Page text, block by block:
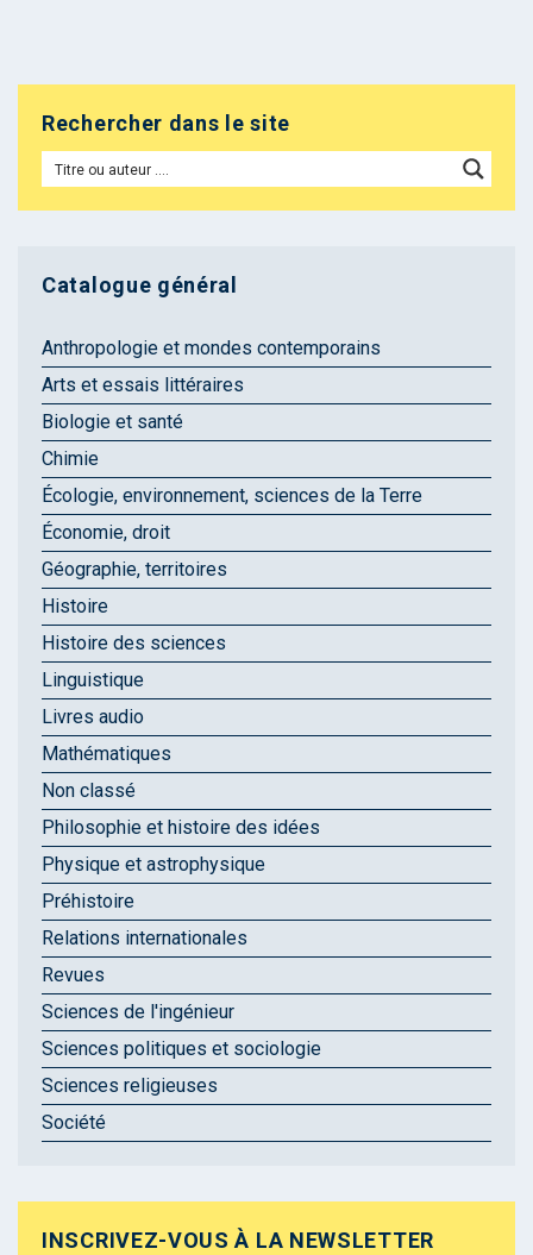
Rechercher dans le site
Catalogue général
Anthropologie et mondes contemporains
Arts et essais littéraires
Biologie et santé
Chimie
Écologie, environnement, sciences de la Terre
Économie, droit
Géographie, territoires
Histoire
Histoire des sciences
Linguistique
Livres audio
Mathématiques
Non classé
Philosophie et histoire des idées
Physique et astrophysique
Préhistoire
Relations internationales
Revues
Sciences de l'ingénieur
Sciences politiques et sociologie
Sciences religieuses
Société
INSCRIVEZ-VOUS À LA NEWSLETTER